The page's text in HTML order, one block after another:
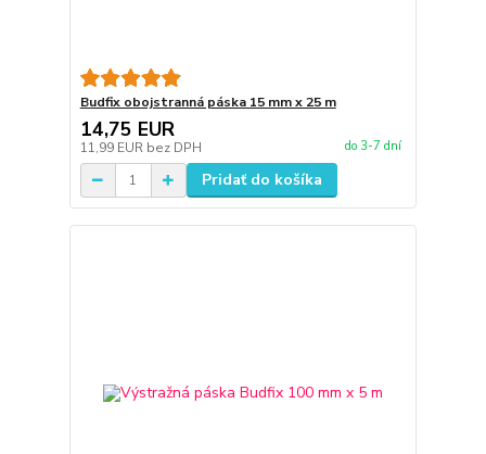
Budfix obojstranná páska 15 mm x 25 m
14,75 EUR
11,99 EUR bez DPH do 3-7 dní
Pridať do košíka